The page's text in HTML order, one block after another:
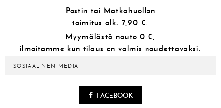
Postin tai Matkahuollon
toimitus alk. 7,90 €.
Myymälästä nouto 0 €,
ilmoitamme kun tilaus on valmis noudettavaksi.
SOSIAALINEN MEDIA
FACEBOOK